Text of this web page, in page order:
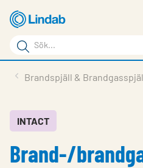
Hoppa
till
huvudinnehållet
Sökord
Sök
på
Service & Support
Hållbarhet
Brandspjäll &
INTACT
Brand-/